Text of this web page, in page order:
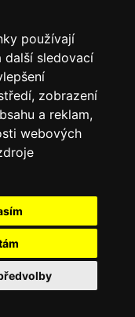
používají
další sledovací
zobrazení
a reklam,
webových
a průmyslových
předokenních rolet,
NBÚ.